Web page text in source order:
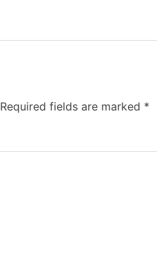
Required fields are marked *